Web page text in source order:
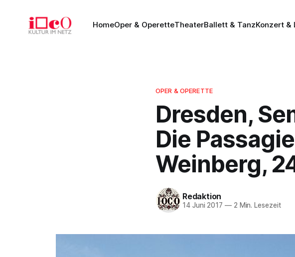
HomeOper & OperetteTheaterBallett & TanzKonzert &
OPER & OPERETTE
Dresden,
Die
Weinberg,
Redaktion
14 Juni 2017 —2 Min. Lesezeit